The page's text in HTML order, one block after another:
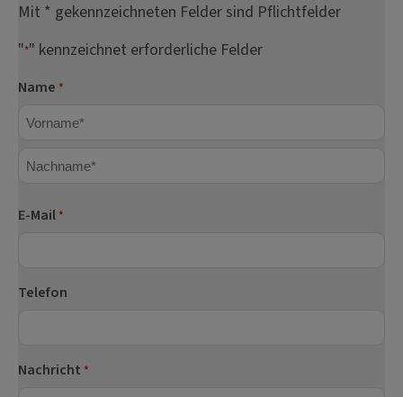
Mit * gekennzeichneten Felder sind Pflichtfelder
"*" kennzeichnet erforderliche Felder
Name *
E-Mail *
Telefon
Nachricht *